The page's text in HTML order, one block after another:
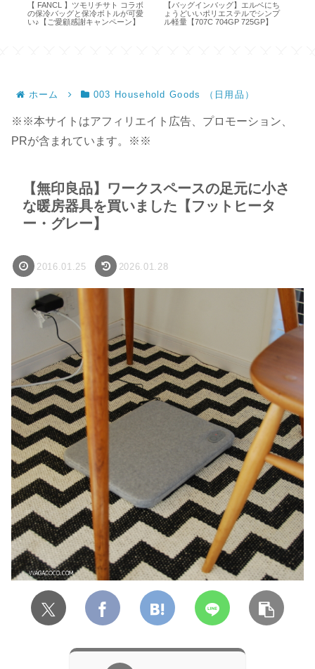
【 FANCL 】ツモリチサト コラボ
の保冷バッグと保冷ボトルが可愛
い♪【ご愛顧感謝キャンペーン】
【バッグインバッグ】エルベにち
ょうどいいポリエステルでシンプ
ル軽量【707C 704GP 725GP】
ホーム 003 Household Goods （日用品）
※※本サイトはアフィリエイト広告、プロモーション、
PRが含まれています。※※
【無印良品】ワークスペースの足元に小さ
な暖房器具を買いました【フットヒータ
ー・グレー】
2016.01.25 2026.01.28